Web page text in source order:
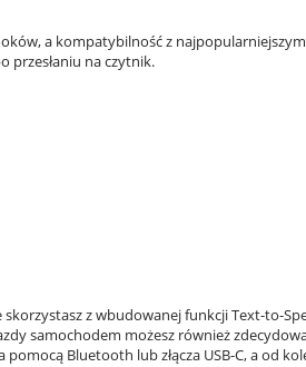
a kompatybilność z
przesłaniu na czytnik.
z wbudowanej funkcji Text-to-
samochodem możesz również
Bluetooth lub złącza USB-C, a od